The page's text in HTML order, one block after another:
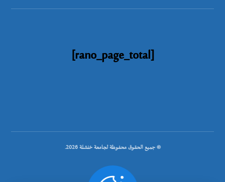
[rano_page_total]
© جميع الحقوق محفوظة لجامعة خنشلة 2026.